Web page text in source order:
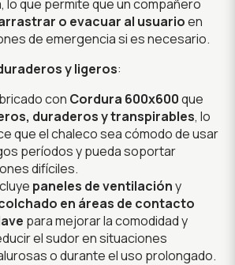
lo que permite que un compañero
o evacuar al usuarioen
de emergencia si es necesario.
y ligeros:
con Cordura 600x600que
duraderos y transpirables, lo
que el chaleco sea cómodo de usar
períodos y pueda soportar
difíciles.
paneles de ventilacióny
en áreas de contacto
para mejorar la comodidad y
el sudor en situaciones
o durante el uso prolongado.